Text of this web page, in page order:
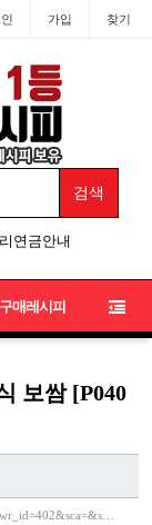
가입 찾기
연금안내
구매레시피
보쌈 [P040